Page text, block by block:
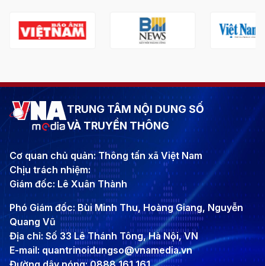
TRUNG TÂM NỘI DUNG SỐ
VÀ TRUYỀN THÔNG
Cơ quan chủ quản: Thông tấn xã Việt Nam
Chịu trách nhiệm:
Giám đốc: Lê Xuân Thành
Phó Giám đốc: Bùi Minh Thu, Hoàng Giang, Nguyễn
Quang Vũ
Địa chỉ: Số 33 Lê Thánh Tông, Hà Nội, VN
E-mail: quantrinoidungso@vnamedia.vn